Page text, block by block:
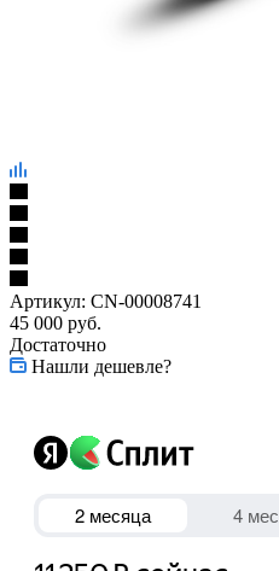
Артикул: CN-00008741
45 000 руб.
Достаточно
Нашли дешевле?